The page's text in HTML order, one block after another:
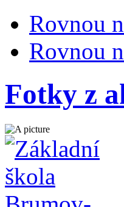
Rovnou
Rovnou
Fotky z